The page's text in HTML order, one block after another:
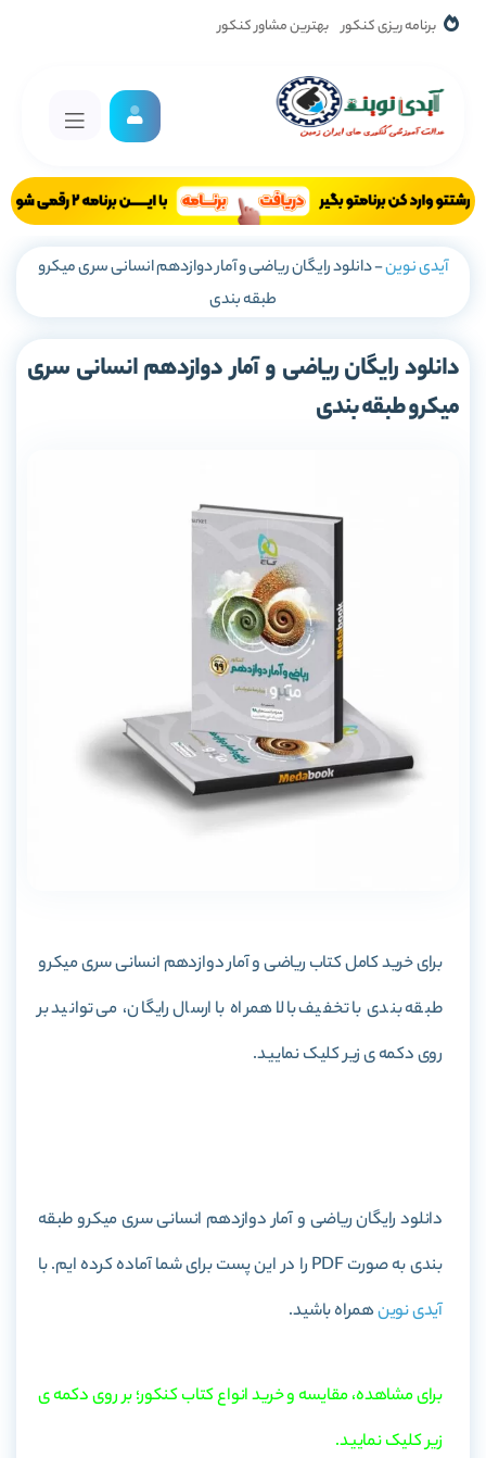
برنامه ریزی کنکور بهترین مشاور کنکور
آیدی نوین-دانلود رایگان ریاضی و آمار دوازدهم انسانی سری میکرو
طبقه بندی
دانلود رایگان ریاضی و آمار دوازدهم انسانی سری
میکرو طبقه بندی
برای خرید کامل کتاب ریاضی و آمار دوازدهم انسانی سری میکرو
طبقه بندی با تخفیف بالا همراه با ارسال رایگان، می توانید بر
روی دکمه ی زیر کلیک نمایید.
دانلود رایگان ریاضی و آمار دوازدهم انسانی سری میکرو طبقه
بندی به صورت PDF را در این پست برای شما آماده کرده ایم. با
آیدی نوینهمراه باشید.
برای مشاهده، مقایسه و خرید انواع کتاب کنکور؛ بر روی دکمه ی
زیر کلیک نمایید.